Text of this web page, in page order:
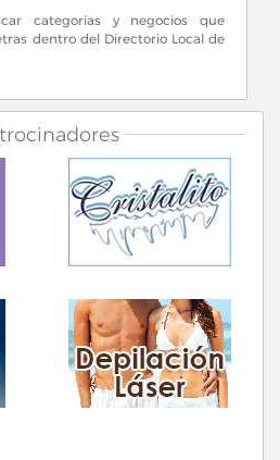
categorias y negocios que
dentro del Directorio Local de